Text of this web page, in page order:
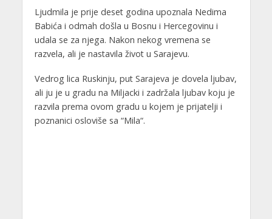
Ljudmila je prije deset godina upoznala Nedima
Babića i odmah došla u Bosnu i Hercegovinu i
udala se za njega. Nakon nekog vremena se
razvela, ali je nastavila život u Sarajevu.
Vedrog lica Ruskinju, put Sarajeva je dovela ljubav,
ali ju je u gradu na Miljacki i zadržala ljubav koju je
razvila prema ovom gradu u kojem je prijatelji i
poznanici osloviše sa “Mila“.